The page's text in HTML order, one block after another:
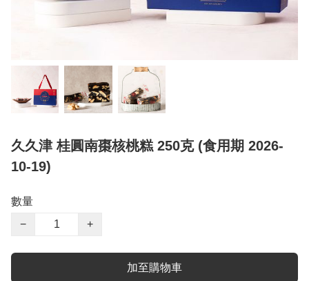
久久津 桂圓南棗核桃糕 250克 (食用期 2026-
10-19)
數量
−
+
加至購物車